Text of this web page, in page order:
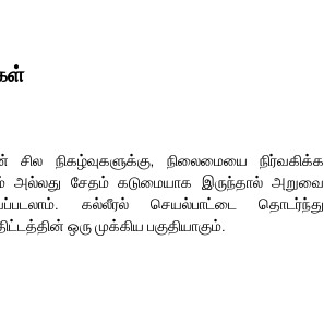
சில நிகழ்வுகளுக்கு, நிலைமையை நிர்வகிக்க
அல்லது சேதம் கடுமையாக இருந்தால் அறுவை
கல்லீரல் செயல்பாட்டை தொடர்ந்து
ஒரு முக்கிய பகுதியாகும்.